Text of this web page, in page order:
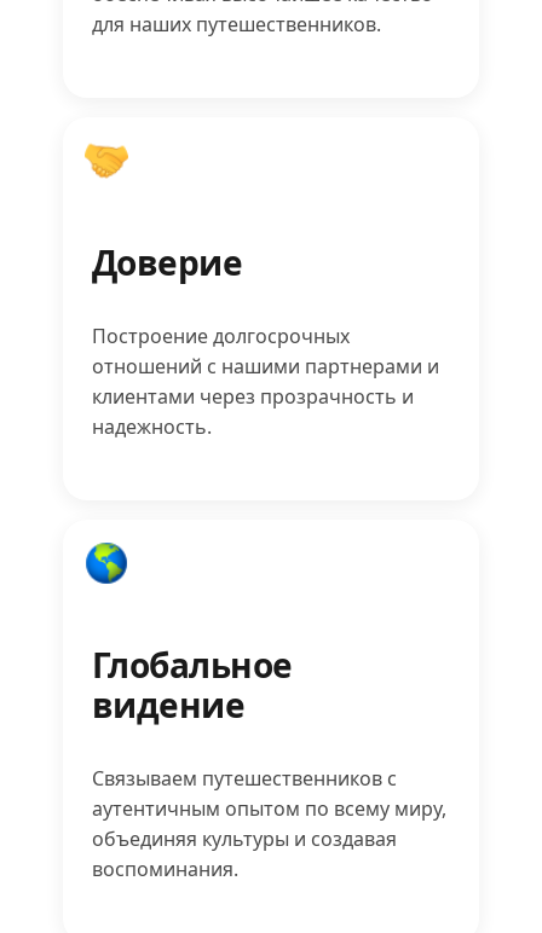
для наших путешественников.
Доверие
Построение долгосрочных
отношений с нашими партнерами и
клиентами через прозрачность и
надежность.
Глобальное
видение
Связываем путешественников с
аутентичным опытом по всему миру,
объединяя культуры и создавая
воспоминания.